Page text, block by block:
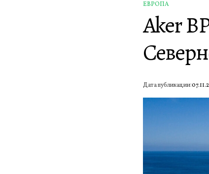
ОПУБЛИКОВАНО
ЕВРОПА
Aker
Дата публикации: